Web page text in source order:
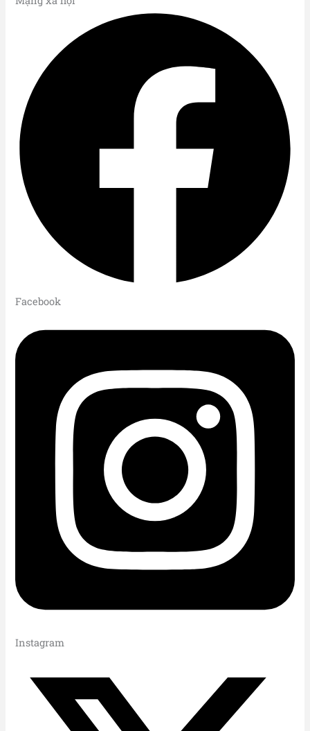
Facebook
Instagram